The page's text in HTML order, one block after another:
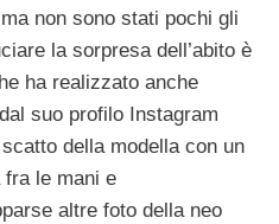
non sono stati pochi gli
la sorpresa dell’abito è
ha realizzato anche
suo profilo Instagram
della modella con un
fra le mani e
altre foto della neo